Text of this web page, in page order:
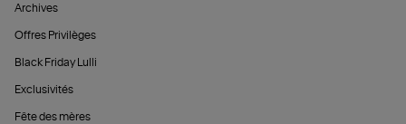
Archives
Offres Privilèges
Black Friday Lulli
Exclusivités
Fête des mères